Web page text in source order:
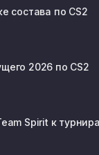
состава по CS2
2026 по CS2
Spirit к